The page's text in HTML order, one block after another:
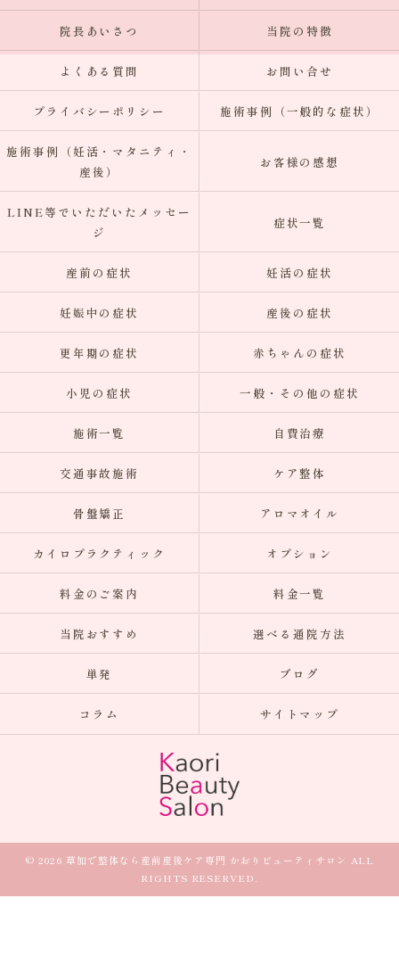
院長あいさつ 当院の特徴
よくある質問 お問い合せ
プライバシーポリシー 施術事例（一般的な症状）
施術事例（妊活・マタニティ・
産後）
お客様の感想
LINE等でいただいたメッセー
ジ
症状一覧
産前の症状 妊活の症状
妊娠中の症状 産後の症状
更年期の症状 赤ちゃんの症状
小児の症状 一般・その他の症状
施術一覧 自費治療
交通事故施術 ケア整体
骨盤矯正 アロマオイル
カイロプラクティック オプション
料金のご案内 料金一覧
当院おすすめ 選べる通院方法
単発 ブログ
コラム サイトマップ
© 2026 草加で整体なら産前産後ケア専門 かおりビューティサロン ALL
RIGHTS RESERVED.